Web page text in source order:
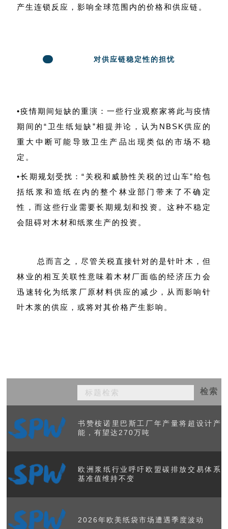
产生连锁反应，影响全球范围内的价格和供应链。
对供应链稳定性的担忧
•疫情期间短缺的重演：一些行业观察家将此与疫情
期间的“卫生纸短缺”相提并论，认为NBSK供应的
重大中断可能导致卫生产品出现类似的市场不稳
定。
•长期规划受扰：“关税和威胁性关税的过山车”给包
括纸浆和造纸在内的整个林业部门带来了不确定
性，而这些行业需要长期规划和投资。这种不稳定
会阻碍对木材和纸浆生产的投资。
总而言之，尽管关税直接针对的是针叶木，但
林业的相互关联性意味着木材厂面临的经济压力会
迅速转化为纸浆厂原材料供应的减少，从而影响针
叶木浆的供应，或将对其价格产生影响。
检索
书赞桉诺里巴斯工厂年产量将超设计产
能，有望达270万吨
欧洲浆纸行业呼吁欧盟碳排放交易体系
基准值维持不变
2026年欧美纸袋市场遭遇季度波动